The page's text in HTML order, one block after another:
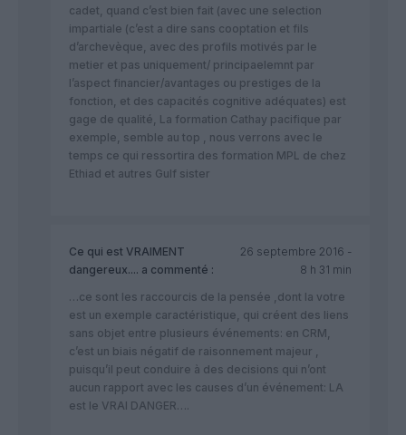
cadet, quand c’est bien fait (avec une selection
impartiale (c’est a dire sans cooptation et fils
d’archevèque, avec des profils motivés par le
metier et pas uniquement/ principaelemnt par
l’aspect financier/avantages ou prestiges de la
fonction, et des capacités cognitive adéquates) est
gage de qualité, La formation Cathay pacifique par
exemple, semble au top , nous verrons avec le
temps ce qui ressortira des formation MPL de chez
Ethiad et autres Gulf sister
Ce qui est VRAIMENT
dangereux.... a commenté :
26 septembre 2016 -
8 h 31 min
…ce sont les raccourcis de la pensée ,dont la votre
est un exemple caractéristique, qui créent des liens
sans objet entre plusieurs événements: en CRM,
c’est un biais négatif de raisonnement majeur ,
puisqu’il peut conduire à des decisions qui n’ont
aucun rapport avec les causes d’un événement: LA
est le VRAI DANGER….